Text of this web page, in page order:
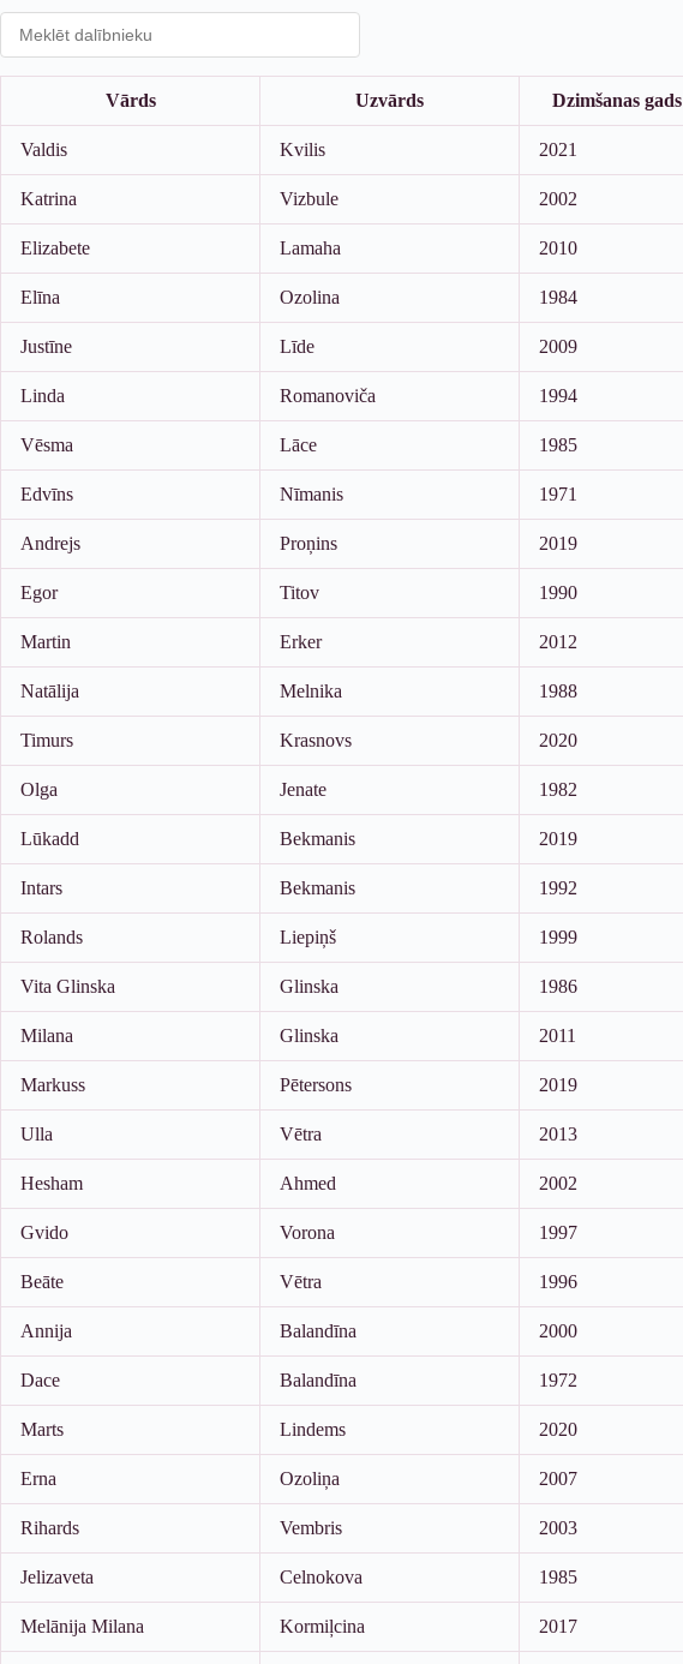
Vārds Uzvārds Dzimšanas gads
Valdis Kvilis 2021
Katrina Vizbule 2002
Elizabete Lamaha 2010
Elīna Ozolina 1984
Justīne Līde 2009
Linda Romanoviča 1994
Vēsma Lāce 1985
Edvīns Nīmanis 1971
Andrejs Proņins 2019
Egor Titov 1990
Martin Erker 2012
Natālija Melnika 1988
Timurs Krasnovs 2020
Olga Jenate 1982
Lūkadd Bekmanis 2019
Intars Bekmanis 1992
Rolands Liepiņš 1999
Vita Glinska Glinska 1986
Milana Glinska 2011
Markuss Pētersons 2019
Ulla Vētra 2013
Hesham Ahmed 2002
Gvido Vorona 1997
Beāte Vētra 1996
Annija Balandīna 2000
Dace Balandīna 1972
Marts Lindems 2020
Erna Ozoliņa 2007
Rihards Vembris 2003
Jelizaveta Celnokova 1985
Melānija Milana Kormiļcina 2017